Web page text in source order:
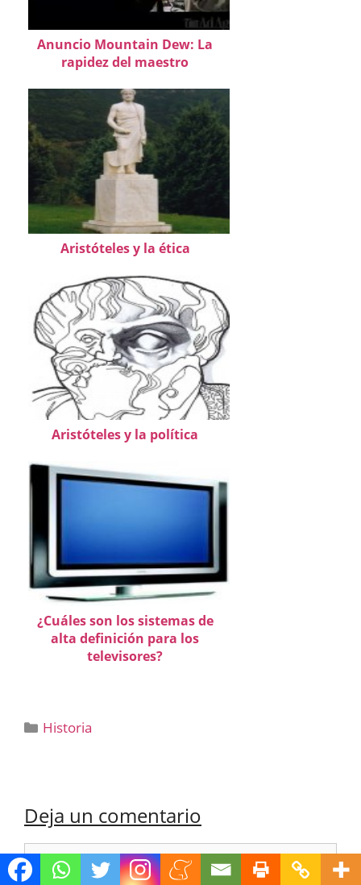
Anuncio Mountain Dew: La
rapidez del maestro
Aristóteles y la ética
Aristóteles y la política
¿Cuáles son los sistemas de
alta definición para los
televisores?
Categorías
Historia
Deja un comentario
Comentario